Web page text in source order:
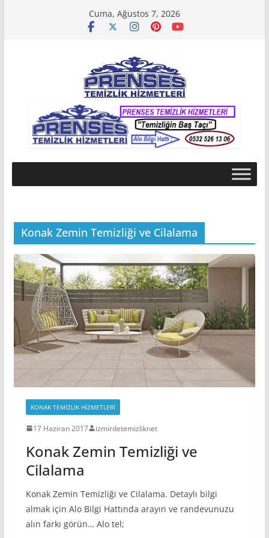
Cuma, Ağustos 7, 2026
Konak Zemin Temizliği ve Cilalama
KONAK TEMIZLIK HIZMETLERI
17 Haziran 2017 izmirdetemizliknet
Konak Zemin Temizliği ve
Cilalama
Konak Zemin Temizliği ve Cilalama. Detaylı bilgi
almak için Alo Bilgi Hattında arayın ve randevunuzu
alın farkı görün… Alo tel;